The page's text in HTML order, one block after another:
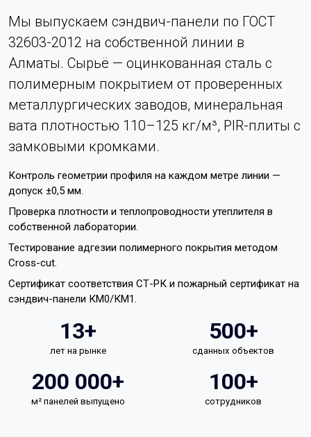
Мы выпускаем сэндвич-панели по ГОСТ
32603-2012 на собственной линии в
Алматы. Сырьё — оцинкованная сталь с
полимерным покрытием от проверенных
металлургических заводов, минеральная
вата плотностью 110–125 кг/м³, PIR-плиты с
замковыми кромками.
Контроль геометрии профиля на каждом метре линии —
допуск ±0,5 мм.
Проверка плотности и теплопроводности утеплителя в
собственной лаборатории.
Тестирование адгезии полимерного покрытия методом
Cross-cut.
Сертификат соответствия СТ-РК и пожарный сертификат на
сэндвич-панели КМ0/КМ1.
13+
лет на рынке
500+
сданных объектов
200 000+
м² панелей выпущено
100+
сотрудников